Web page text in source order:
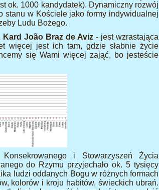
ok. 1000 kandydatek). Dynamiczny rozwój
stanu w Kościele jako formy indywidualnej
Ludu Bożego.
Kard João Braz de Aviz - jest wzrastająca
więcej jest ich tam, gdzie słabnie życie
się Wami więcej zająć, bo jesteście
i Stowarzyszeń Życia
do Rzymu przyjechało ok. 5 tysięcy
ludzi oddanych Bogu w różnych formach
kolorów i kroju habitów, świeckich ubrań.